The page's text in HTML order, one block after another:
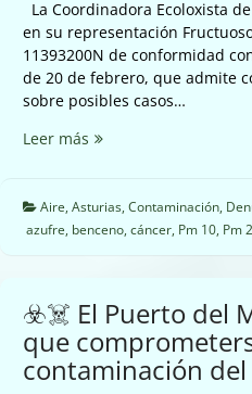
La Coordinadora Ecoloxista
en su representación
11393200N de conformidad
de 20 de febrero, que admite
sobre posibles casos…
Leer más ☣️☠️
de
Industrias
☠️☣️
Aire, Asturias, Contaminación,
azufre, benceno, cáncer, Pm 10, Pm
☣️☠️ El Puerto del
que
contaminación